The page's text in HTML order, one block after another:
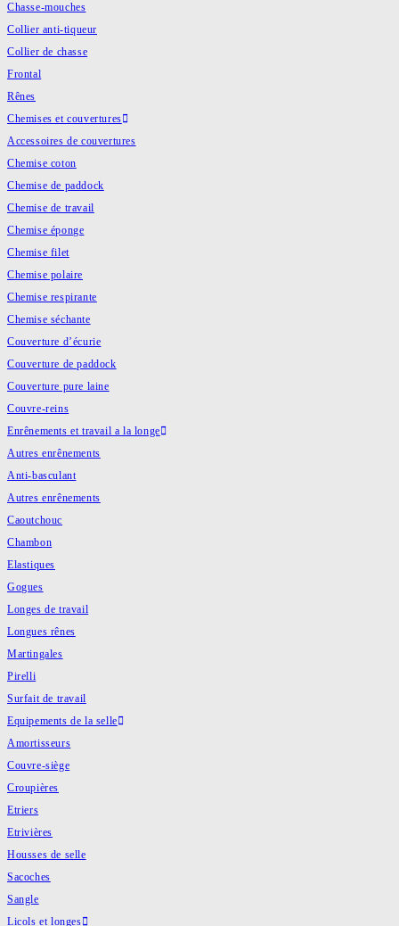
Chasse-mouches
Collier anti-tiqueur
Collier de chasse
Frontal
Rênes
Chemises et couvertures
Accessoires de couvertures
Chemise coton
Chemise de paddock
Chemise de travail
Chemise éponge
Chemise filet
Chemise polaire
Chemise respirante
Chemise séchante
Couverture d’écurie
Couverture de paddock
Couverture pure laine
Couvre-reins
Enrênements et travail a la longe
Autres enrênements
Anti-basculant
Autres enrênements
Caoutchouc
Chambon
Elastiques
Gogues
Longes de travail
Longues rênes
Martingales
Pirelli
Surfait de travail
Equipements de la selle
Amortisseurs
Couvre-siège
Croupières
Etriers
Etrivières
Housses de selle
Sacoches
Sangle
Licols et longes